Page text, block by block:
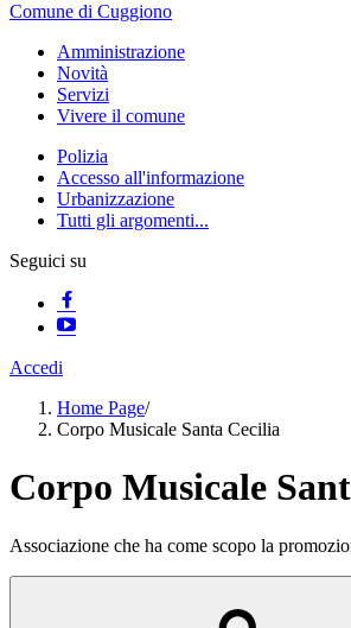
Comune di Cuggiono
Amministrazione
Novità
Servizi
Vivere il comune
Polizia
Accesso all'informazione
Urbanizzazione
Tutti gli argomenti...
Seguici su
Accedi
Home Page/
Corpo Musicale Santa Cecilia
Corpo Musicale
Associazione che ha come scopo la